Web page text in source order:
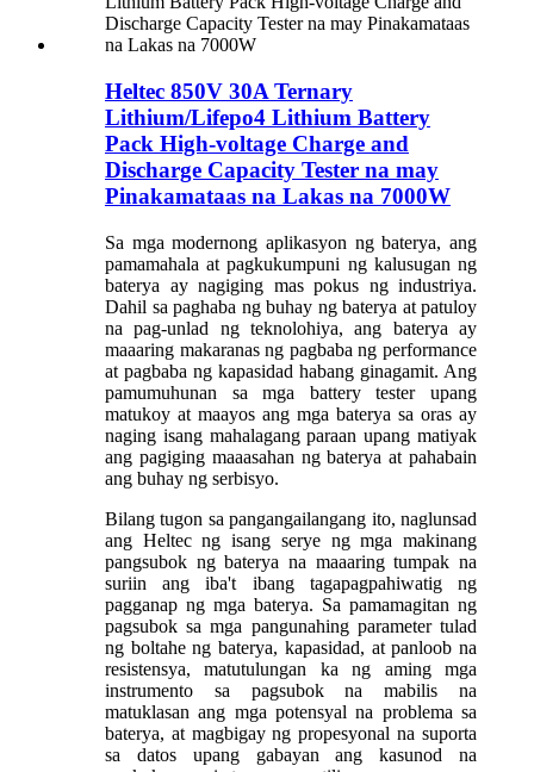
Heltec 850V 30A Ternary
Lithium/Lifepo4 Lithium Battery
Pack High-voltage Charge and
Discharge Capacity Tester na may
Pinakamataas na Lakas na 7000W
Sa mga modernong aplikasyon ng baterya, ang
pamamahala at pagkukumpuni ng kalusugan ng
baterya ay nagiging mas pokus ng industriya.
Dahil sa paghaba ng buhay ng baterya at patuloy
na pag-unlad ng teknolohiya, ang baterya ay
maaaring makaranas ng pagbaba ng performance
at pagbaba ng kapasidad habang ginagamit. Ang
pamumuhunan sa mga battery tester upang
matukoy at maayos ang mga baterya sa oras ay
naging isang mahalagang paraan upang matiyak
ang pagiging maaasahan ng baterya at pahabain
ang buhay ng serbisyo.
Bilang tugon sa pangangailangang ito, naglunsad
ang Heltec ng isang serye ng mga makinang
pangsubok ng baterya na maaaring tumpak na
suriin ang iba't ibang tagapagpahiwatig ng
pagganap ng mga baterya. Sa pamamagitan ng
pagsubok sa mga pangunahing parameter tulad
ng boltahe ng baterya, kapasidad, at panloob na
resistensya, matutulungan ka ng aming mga
instrumento sa pagsubok na mabilis na
matuklasan ang mga potensyal na problema sa
baterya, at magbigay ng propesyonal na suporta
sa datos upang gabayan ang kasunod na